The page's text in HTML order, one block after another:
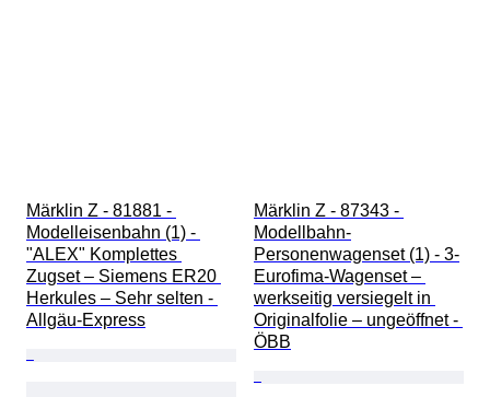
Märklin Z - 81881 -
Modelleisenbahn (1) -
"ALEX" Komplettes
Zugset – Siemens ER20
Herkules – Sehr selten -
Allgäu-Express
Märklin Z - 87343 -
Modellbahn-
Personenwagenset (1) - 3-
Eurofima-Wagenset –
werkseitig versiegelt in
Originalfolie – ungeöffnet -
ÖBB